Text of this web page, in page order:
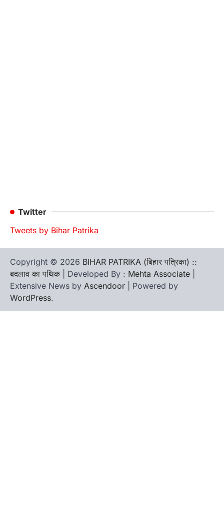
Twitter
Tweets by Bihar Patrika
Copyright © 2026 BIHAR PATRIKA (बिहार पत्रिका) ::
बदलाव का पथिक | Developed By : Mehta Associate
Extensive News by Ascendoor | Powered by
WordPress.